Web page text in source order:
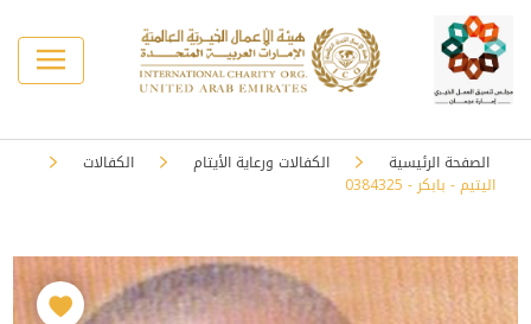
الصفحة الرئيسية الكفالات ورعاية الأيتام
الكفالات
اليتيم - بابكر - 0384325